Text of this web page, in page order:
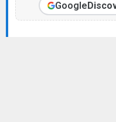
Google